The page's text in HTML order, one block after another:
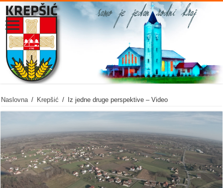
Naslovna / Krepšić / Iz jedne druge perspektive – Video